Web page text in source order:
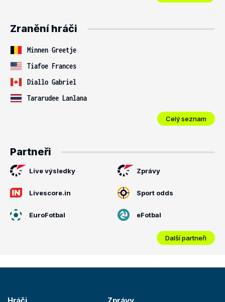
Zranění hráči
Minnen Greetje
Tiafoe Frances
Diallo Gabriel
Tararudee Lanlana
Celý seznam
Partneři
Live výsledky Zprávy
Livescore.in Sport odds
EuroFotbal eFotbal
Další partneři